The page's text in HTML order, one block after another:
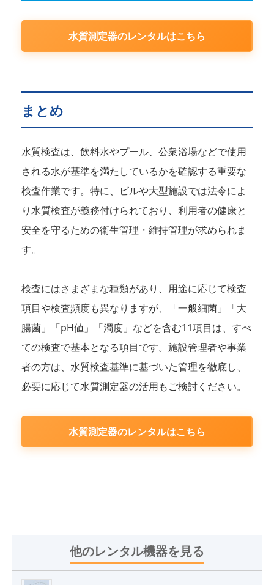
水質測定器のレンタルはこちら
まとめ
水質検査は、飲料水やプール、公衆浴場などで使用
される水が基準を満たしているかを確認する重要な
検査作業です。特に、ビルや大型施設では法令によ
り水質検査が義務付けられており、利用者の健康と
安全を守るための衛生管理・維持管理が求められま
す。
検査にはさまざまな種類があり、用途に応じて検査
項目や検査頻度も異なりますが、「一般細菌」「大
腸菌」「pH値」「濁度」などを含む11項目は、すべ
ての検査で基本となる項目です。施設管理者や事業
者の方は、水質検査基準に基づいた管理を徹底し、
必要に応じて水質測定器の活用もご検討ください。
水質測定器のレンタルはこちら
他のレンタル機器を見る